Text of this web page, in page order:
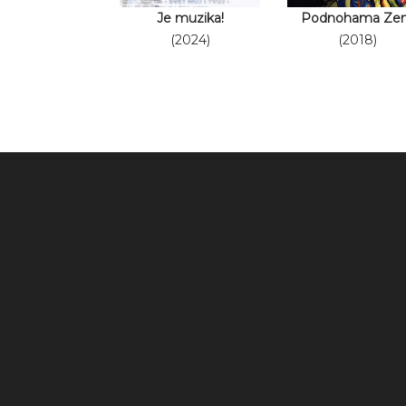
Je muzika!
(2024)
Podnohama
(2018)